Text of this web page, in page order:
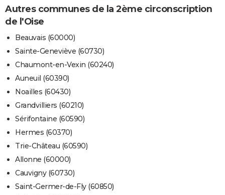
Autres communes de la 2ème circonscription
de l'Oise
Beauvais (60000)
Sainte-Geneviève (60730)
Chaumont-en-Vexin (60240)
Auneuil (60390)
Noailles (60430)
Grandvilliers (60210)
Sérifontaine (60590)
Hermes (60370)
Trie-Château (60590)
Allonne (60000)
Cauvigny (60730)
Saint-Germer-de-Fly (60850)